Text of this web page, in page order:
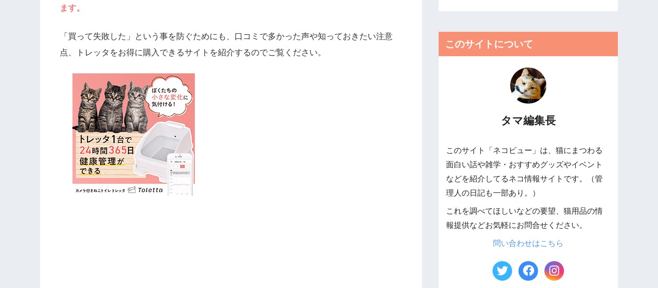
ます。
「買って失敗した」という事を防ぐためにも、口コミで多かった声や知っておきたい注意
点、トレッタをお得に購入できるサイトを紹介するのでご覧ください。
このサイトについて
タマ編集長
このサイト「ネコビュー」は、猫にまつわる
面白い話や雑学・おすすめグッズやイベント
などを紹介してるネコ情報サイトです。（管
理人の日記も一部あり。）
これを調べてほしいなどの要望、猫用品の情
報提供などお気軽にお問合せください。
問い合わせはこちら